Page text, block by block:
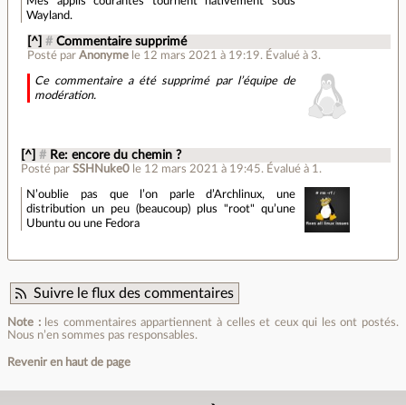
Wayland.
[^] # Commentaire supprimé
Posté par Anonyme le 12 mars 2021 à 19:19. Évalué à 3.
Ce commentaire a été supprimé par l’équipe de
modération.
[^] # Re: encore du chemin ?
Posté parSSHNuke0 le 12 mars 2021 à 19:45. Évalué à 1 .
N’oublie pas que l’on parle d’Archlinux, une
distribution un peu (beaucoup) plus "root" qu’une
Ubuntu ou une Fedora
Suivre le flux des commentaires
Note :les commentaires appartiennent à celles et ceux qui les ont postés.
Nous n’en sommes pas responsables.
Revenir en haut de page